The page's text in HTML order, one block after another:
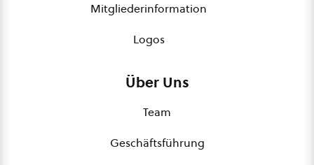
Mitgliederinformation
Logos
Über Uns
Team
Geschäftsführung